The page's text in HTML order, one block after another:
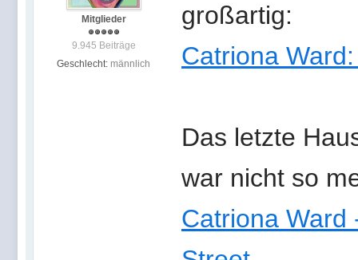
Mitglieder
9.945 Beiträge
Geschlecht: männlich
großartig:
Catriona
Das letzte
war nicht so
Catriona Ward